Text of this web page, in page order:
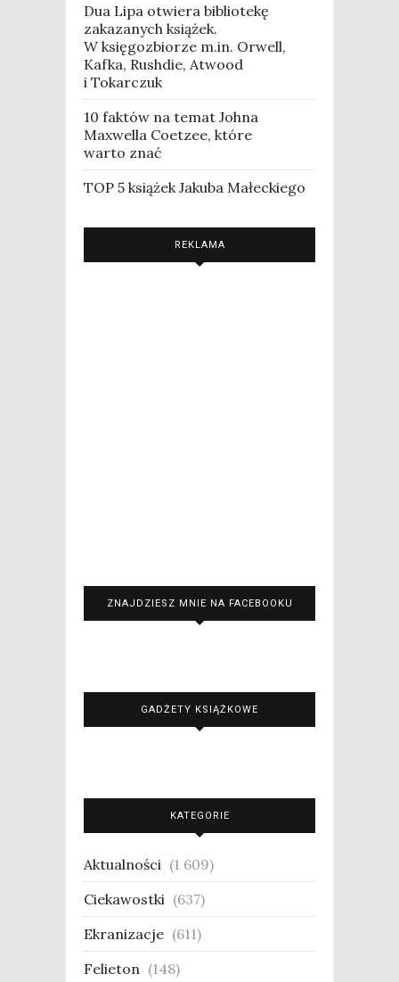
Dua Lipa otwiera bibliotekę
zakazanych książek.
W księgozbiorze m.in. Orwell,
Kafka, Rushdie, Atwood
i Tokarczuk
10 faktów na temat Johna
Maxwella Coetzee, które
warto znać
TOP 5 książek Jakuba Małeckiego
REKLAMA
ZNAJDZIESZ MNIE NA FACEBOOKU
GADŻETY KSIĄŻKOWE
KATEGORIE
Aktualności (1 609)
Ciekawostki (637)
Ekranizacje (611)
Felieton (148)